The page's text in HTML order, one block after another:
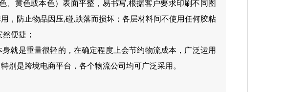
、黄色或本色）表面平整，易书写,根据客户要求印刷不同图
，防止物品因压,碰,跌落而损坏；各层材料间不使用任何胶粘
便捷；
就是重量很轻的，在确定程度上会节约物流成本，广泛运用
别是跨境电商平台，各个物流公司均可广泛采用。